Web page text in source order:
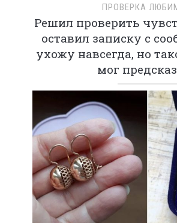
ПРОВЕРКА
Решил проверить
оставил записку с
ухожу навсегда, но
мог